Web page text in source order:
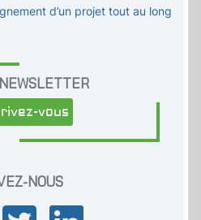
d’un projet tout au long
vous
NOUS